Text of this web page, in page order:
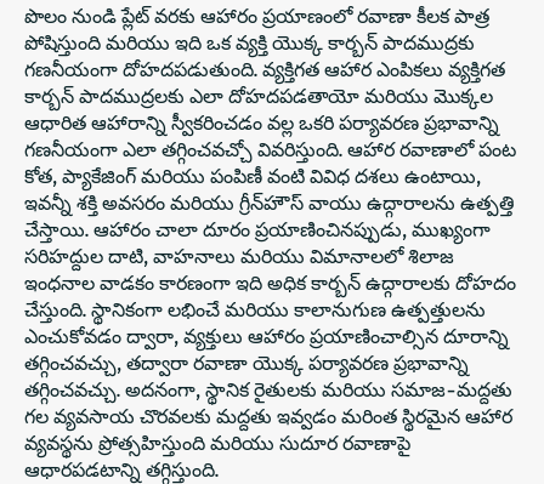
పొలం నుండి ప్లేట్ వరకు ఆహారం ప్రయాణంలో రవాణా కీలక పాత్ర
పోషిస్తుంది మరియు ఇది ఒక వ్యక్తి యొక్క కార్బన్ పాదముద్రకు
గణనీయంగా దోహదపడుతుంది. వ్యక్తిగత ఆహార ఎంపికలు వ్యక్తిగత
కార్బన్ పాదముద్రలకు ఎలా దోహదపడతాయో మరియు మొక్కల
ఆధారిత ఆహారాన్ని స్వీకరించడం వల్ల ఒకరి పర్యావరణ ప్రభావాన్ని
గణనీయంగా ఎలా తగ్గించవచ్చో వివరిస్తుంది. ఆహార రవాణాలో పంట
కోత, ప్యాకేజింగ్ మరియు పంపిణీ వంటి వివిధ దశలు ఉంటాయి,
ఇవన్నీ శక్తి అవసరం మరియు గ్రీన్‌హౌస్ వాయు ఉద్గారాలను ఉత్పత్తి
చేస్తాయి. ఆహారం చాలా దూరం ప్రయాణించినప్పుడు, ముఖ్యంగా
సరిహద్దుల దాటి, వాహనాలు మరియు విమానాలలో శిలాజ
ఇంధనాల వాడకం కారణంగా ఇది అధిక కార్బన్ ఉద్గారాలకు దోహదం
చేస్తుంది. స్థానికంగా లభించే మరియు కాలానుగుణ ఉత్పత్తులను
ఎంచుకోవడం ద్వారా, వ్యక్తులు ఆహారం ప్రయాణించాల్సిన దూరాన్ని
తగ్గించవచ్చు, తద్వారా రవాణా యొక్క పర్యావరణ ప్రభావాన్ని
తగ్గించవచ్చు. అదనంగా, స్థానిక రైతులకు మరియు సమాజ-మద్దతు
గల వ్యవసాయ చొరవలకు మద్దతు ఇవ్వడం మరింత స్థిరమైన ఆహార
వ్యవస్థను ప్రోత్సహిస్తుంది మరియు సుదూర రవాణాపై
ఆధారపడటాన్ని తగ్గిస్తుంది.